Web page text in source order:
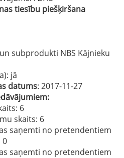
tiesību piešķiršana
subprodukti NBS Kājnieku
jā
datums: 2017-11-27
6
skaits: 6
saņemti no pretendentiem
0
saņemti no pretendentiem